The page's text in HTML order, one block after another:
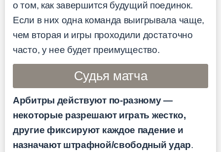
о том, как завершится будущий поединок.
Если в них одна команда выигрывала чаще,
чем вторая и игры проходили достаточно
часто, у нее будет преимущество.
Судья матча
Арбитры действуют по-разному —
некоторые разрешают играть жестко,
другие фиксируют каждое падение и
назначают штрафной/свободный удар.